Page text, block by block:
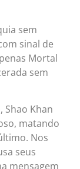
sem
sinal de
Mortal
sem
Shao Khan
matando
Nos
seus
mensagem